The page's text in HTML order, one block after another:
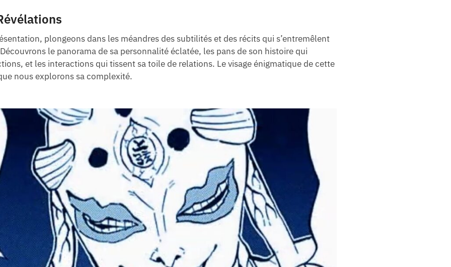
plongeons dans les méandres des subtilités et des récits qui s’entremêlent
le panorama de sa personnalité éclatée, les pans de son histoire qui
et les interactions qui tissent sa toile de relations. Le visage énigmatique de cette
nous explorons sa complexité.